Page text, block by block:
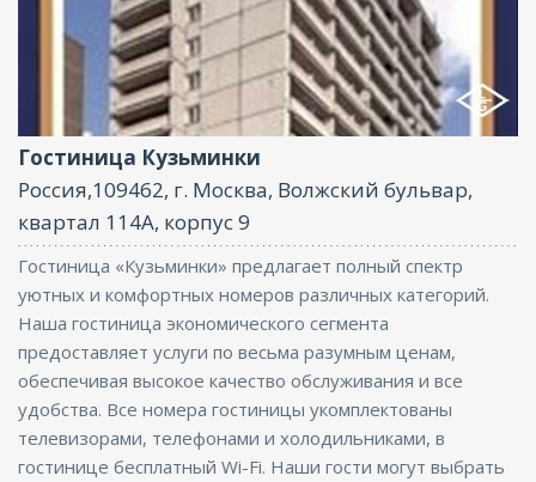
Ресторан, Интернет
Гостиница Кузьминки
Россия,109462, г. Москва, Волжский бульвар,
квартал 114А, корпус 9
Гостиница «Кузьминки» предлагает полный спектр
уютных и комфортных номеров различных категорий.
Наша гостиница экономического сегмента
предоставляет услуги по весьма разумным ценам,
обеспечивая высокое качество обслуживания и все
удобства. Все номера гостиницы укомплектованы
телевизорами, телефонами и холодильниками, в
гостинице бесплатный Wi-Fi. Наши гости могут выбрать